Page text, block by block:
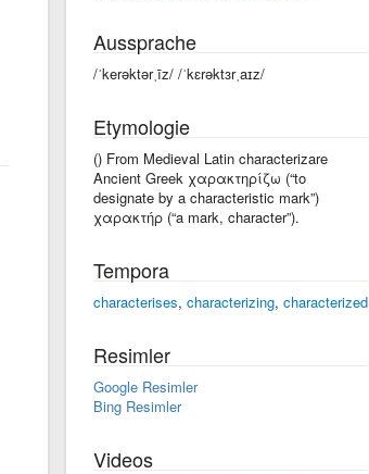
Aussprache
/ˈkerəktərˌīz/ /ˈkɛrəktɜrˌaɪz/
Etymologie
() From Medieval Latin characterizare
Ancient Greek χαρακτηρίζω (“to
designate by a characteristic mark”)
χαρακτήρ (“a mark, character”).
Tempora
characterises, characterizing, characterized
Resimler
Google Resimler
Bing Resimler
Videos